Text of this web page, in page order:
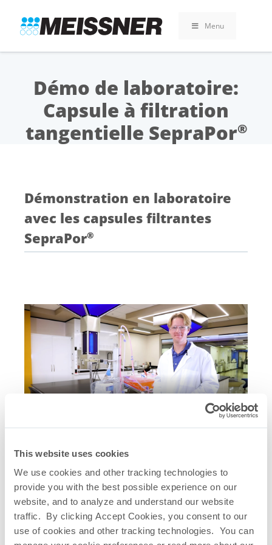
This website uses cookies
We use cookies and other tracking technologies to
provide you with the best possible experience on our
website, and to analyze and understand our website
traffic. By clicking Accept Cookies, you consent to our
use of cookies and other tracking technologies. You can
search
footer
contenu
Menu
Démo de laboratoire:
Capsule à filtration
tangentielle SepraPor®
Démonstration en laboratoire
avec les capsules filtrantes
SepraPor®
Cartouches filtrantes à fibres creuses
SepraPor®
Capsules filtrantes à fibres creuses
SepraPor®
Doc vert SepraPor®
Brochure sur nos Cartouche filtrantes à